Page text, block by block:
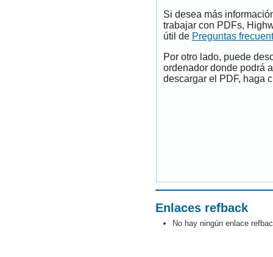
Si desea más
trabajar con PDFs,
útil de Preguntas
Por otro lado, puede
ordenador donde podrá
descargar el PDF, haga
Enlaces refback
No hay ningún enlace